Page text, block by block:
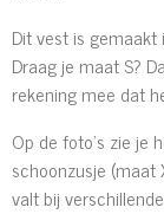
Dit vest is
Draag je maat S?
rekening mee dat
Op de foto’s zie je
schoonzusje (maat
valt bij